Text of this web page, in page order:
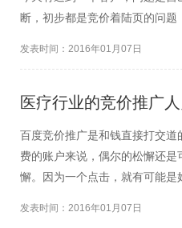
断，初步都是竞价着陆页的问题
发表时间：2016年01月07日
医疗行业的竞价推广
百度竞价推广是和钱直接打交
费的账户来说，偶尔的松懈还
懈。因为一个点击，就有可能
发表时间：2016年01月07日